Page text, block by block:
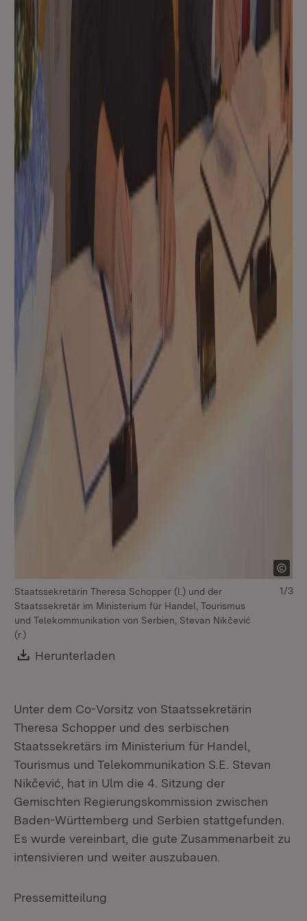
Staatssekretärin Theresa Schopper (l.) und der
Staatssekretär im Ministerium für Handel, Tourismus
und Telekommunikation von Serbien, Stevan Nikčević
(r.)
Download:
Herunterladen
1/3
Unter dem Co-Vorsitz von Staatssekretärin
Theresa Schopper und des serbischen
Staatssekretärs im Ministerium für Handel,
Tourismus und Telekommunikation S.E. Stevan
Nikčević, hat in Ulm die 4. Sitzung der
Gemischten Regierungskommission zwischen
Baden-Württemberg und Serbien stattgefunden.
Es wurde vereinbart, die gute Zusammenarbeit zu
intensivieren und weiter auszubauen.
Pressemitteilung